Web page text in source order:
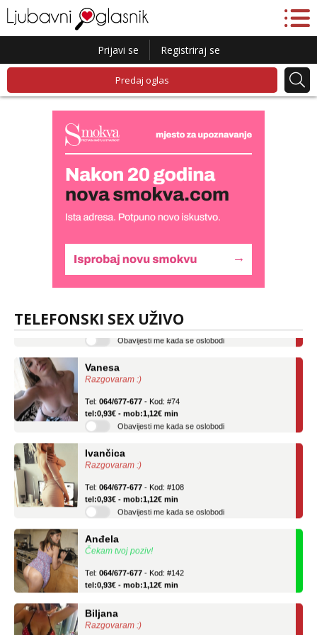
Prijavi se Registriraj se
Predaj oglas
TELEFONSKI SEX UŽIVO
tel:0,93€ - mob:1,12€ min
Razgovaram :)
tel:0,93€ - mob:1,12€ min
Obavijesti me kada se oslobodi
Razgovaram :)
tel:0,93€ - mob:1,12€ min
Obavijesti me kada se oslobodi
Čekam tvoj poziv!
tel:0,93€ - mob:1,12€ min
Razgovaram :)